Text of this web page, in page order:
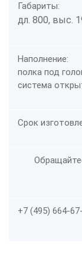
Габариты:
дл. 800, выс.
Наполнение:
полка под
система
Срок
+7 (495) 664-